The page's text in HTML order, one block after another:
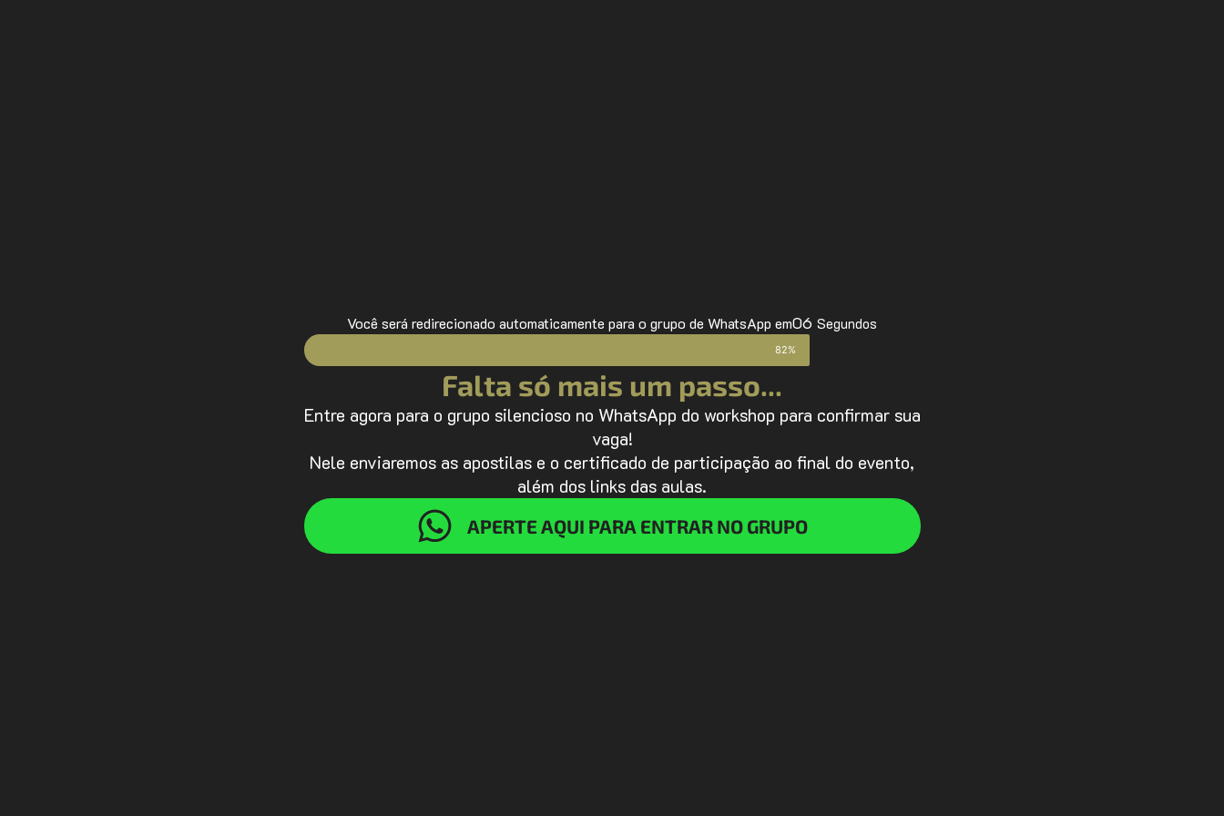
Você será redirecionado automaticamente para o grupo de WhatsApp em05 Segundos
82%
Falta só mais um passo...
Entre agora para o grupo silencioso no WhatsApp do workshop para confirmar sua
vaga!
Nele enviaremos as apostilas e o certificado de participação ao final do evento,
além dos links das aulas.
APERTE AQUI PARA ENTRAR NO GRUPO